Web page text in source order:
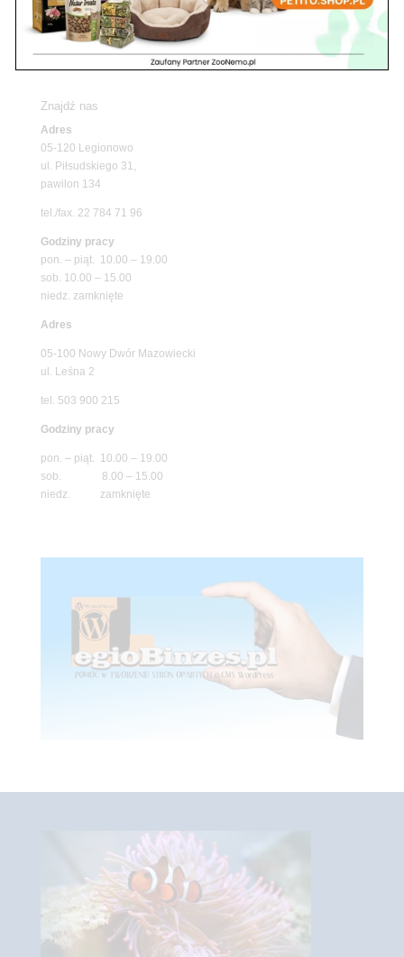
Z Życia Sklepu
Petito Pet Shop – Internetowy Sklep Zoologiczny
Online! Wszystko Dla Twojego Pupila | ZooNemo
Znajdź nas
Adres
05-120 Legionowo
ul. Piłsudskiego 31,
pawilon 134
tel./fax. 22 784 71 96
Godziny pracy
pon. – piąt. 10.00 – 19.00
sob. 10.00 – 15.00
niedz. zamknięte
Adres
05-100 Nowy Dwór Mazowiecki
ul. Leśna 2
tel. 503 900 215
Godziny pracy
pon. – piąt. 10.00 – 19.00
sob. 8.00 – 15.00
niedz. zamknięte